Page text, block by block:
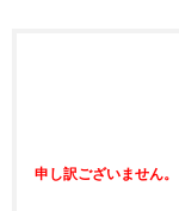
申し訳ございません。